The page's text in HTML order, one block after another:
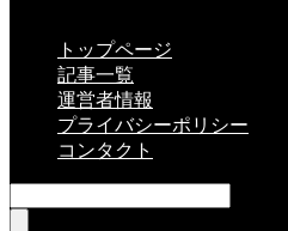
トップページ
記事一覧
運営者情報
プライバシーポリシー
コンタクト